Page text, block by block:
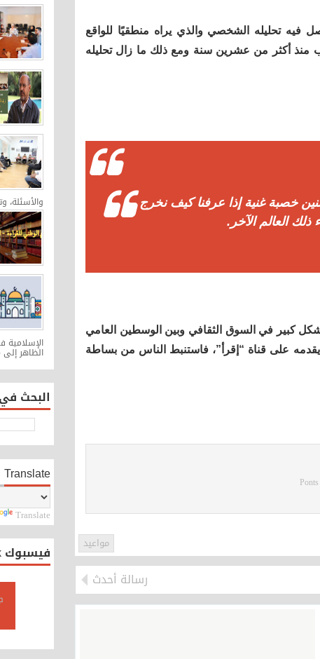
مواعيد
تحليله الشخصي والذي يراه منطقيًا للواقع
منذ أكثر من عشرين سنة ومع ذلك ما زال تحليله
خصبة غنية إذا عرفنا كيف نخرج
العالم اﻵخر.
كبير في السوق الثقافي وبين الوسطين العامي
يقدمه على قناة “إقرأ”، فاستنبط الناس من بساطة
رسالة أحدث
والأسئلة،
الظاهر
البحث
Translate
Translate
فيسبوك Facebook